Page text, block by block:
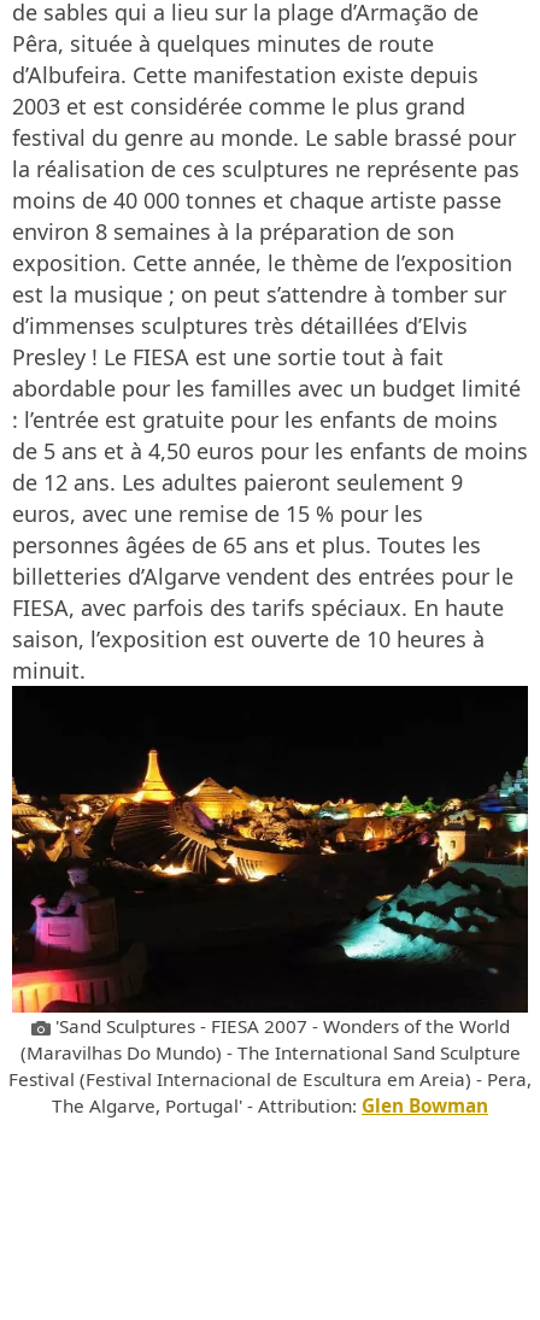
de sables qui a lieu sur la plage d’Armação de
Pêra, située à quelques minutes de route
d’Albufeira. Cette manifestation existe depuis
2003 et est considérée comme le plus grand
festival du genre au monde. Le sable brassé pour
la réalisation de ces sculptures ne représente pas
moins de 40 000 tonnes et chaque artiste passe
environ 8 semaines à la préparation de son
exposition. Cette année, le thème de l’exposition
est la musique ; on peut s’attendre à tomber sur
d’immenses sculptures très détaillées d’Elvis
Presley ! Le FIESA est une sortie tout à fait
abordable pour les familles avec un budget limité
: l’entrée est gratuite pour les enfants de moins
de 5 ans et à 4,50 euros pour les enfants de moins
de 12 ans. Les adultes paieront seulement 9
euros, avec une remise de 15 % pour les
personnes âgées de 65 ans et plus. Toutes les
billetteries d’Algarve vendent des entrées pour le
FIESA, avec parfois des tarifs spéciaux. En haute
saison, l’exposition est ouverte de 10 heures à
minuit.
'Sand Sculptures - FIESA 2007 - Wonders of the World
(Maravilhas Do Mundo) - The International Sand Sculpture
Festival (Festival Internacional de Escultura em Areia) - Pera,
The Algarve, Portugal' - Attribution: Glen Bowman